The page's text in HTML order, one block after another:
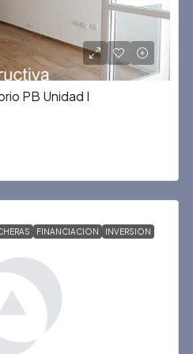
PB Unidad I
FINANCIACION INVERSION